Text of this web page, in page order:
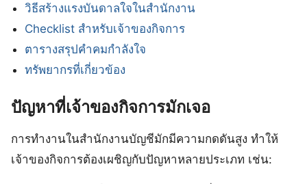
วิธีสร้างแรงบันดาลใจในสำนักงาน
Checklist สำหรับเจ้าของกิจการ
ตารางสรุปคําคมกําลังใจ
ทรัพยากรที่เกี่ยวข้อง
ปัญหาที่เจ้าของกิจการมักเจอ
การทำงานในสำนักงานบัญชีมักมีความกดดันสูง ทำให้
เจ้าของกิจการต้องเผชิญกับปัญหาหลายประเภท เช่น: